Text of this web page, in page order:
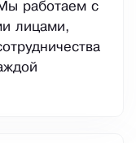
работаем с
лицами,